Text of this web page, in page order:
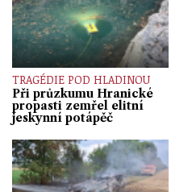
TRAGÉDIE POD HLADINOU
Při průzkumu Hranické
propasti zemřel elitní
jeskynní potápěč